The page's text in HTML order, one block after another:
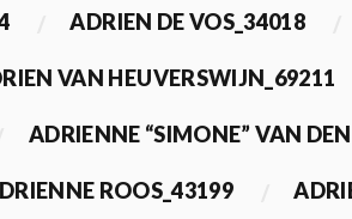
ADRIEN DE VOS_34018
VAN HEUVERSWIJN_69211
ADRIENNE “SIMONE” VAN
ROOS_43199